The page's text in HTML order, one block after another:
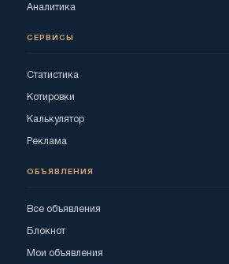
Аналитика
СЕРВИСЫ
Статистика
Котировки
Калькулятор
Реклама
ОБЪЯВЛЕНИЯ
Все объявления
Блокнот
Мои объявления